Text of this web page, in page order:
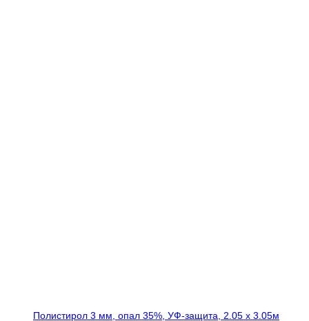
Полистирол 3 мм, опал 35%, УФ-защита, 2.05 х 3.05м